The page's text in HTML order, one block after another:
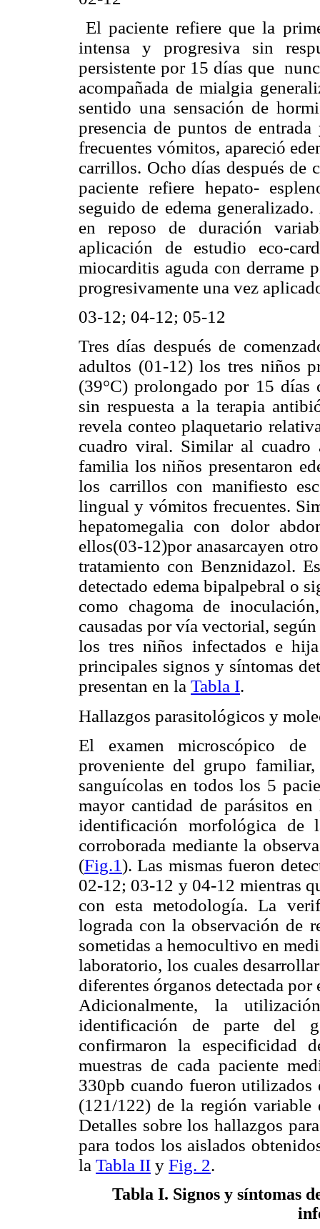
El paciente refiere que la
intensa y progresiva sin
persistente por 15 días que
acompañada de mialgia
sentido una sensación de
presencia de puntos de
frecuentes vómitos, apareció
carrillos. Ocho días después de
paciente refiere hepato-
seguido de edema
en reposo de duración
aplicación de estudio eco-
miocarditis aguda con derrame
progresivamente una vez
03-12; 04-12; 05-12
Tres días después de
adultos (01-12) los tres niños
(39°C) prolongado por 15 días
sin respuesta a la terapia
revela conteo plaquetario
cuadro viral. Similar al cuadro
familia los niños presentaron
los carrillos con manifiesto
lingual y vómitos frecuentes.
hepatomegalia con dolor
ellos(03-12)por anasarcayen
tratamiento con Benznidazol.
detectado edema bipalpebral o
como chagoma de
causadas por vía vectorial,
los tres niños infectados e
principales signos y síntomas
presentan en la Tabla I.
Hallazgos parasitológicos y
El examen microscópico de
proveniente del grupo
sanguícolas en todos los 5
mayor cantidad de parásitos
identificación morfológica de
corroborada mediante la
(Fig.1). Las mismas fueron
02-12; 03-12 y 04-12 mientras
con esta metodología. La
lograda con la observación de
sometidas a hemocultivo en
laboratorio, los cuales
diferentes órganos detectada
Adicionalmente, la
identificación de parte del
confirmaron la especificidad
muestras de cada paciente
330pb cuando fueron
(121/122) de la región
Detalles sobre los hallazgos
para todos los aislados
la Tabla II y Fig. 2.
Tabla I. Signos y síntomas